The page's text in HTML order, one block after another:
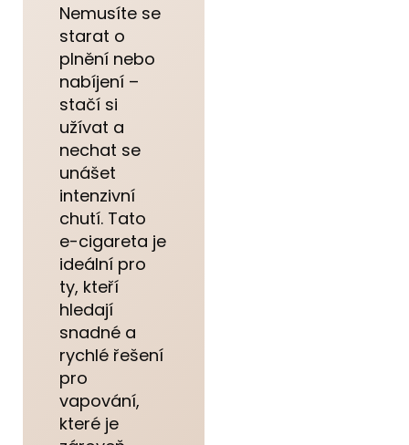
Nemusíte se
starat o
plnění nebo
nabíjení –
stačí si
užívat a
nechat se
unášet
intenzivní
chutí. Tato
e-cigareta je
ideální pro
ty, kteří
hledají
snadné a
rychlé řešení
pro
vapování,
které je